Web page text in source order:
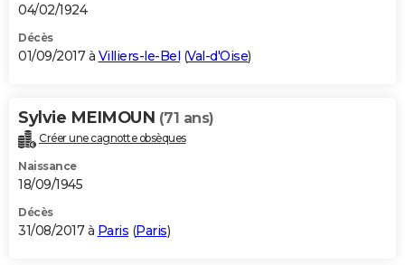
04/02/1924
Décès
01/09/2017 à Villiers-le-Bel (Val-d'Oise)
Sylvie MEIMOUN (71 ans)
Créer une cagnotte obsèques
Naissance
18/09/1945
Décès
31/08/2017 à Paris (Paris)